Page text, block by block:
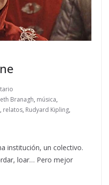
Branagh, música,
, relatos, Rudyard Kipling,
institución, un colectivo.
loar… Pero mejor